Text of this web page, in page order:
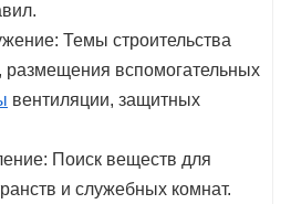
Темы строительства
размещения вспомогательных
вентиляции, защитных
Поиск веществ для
и служебных комнат.